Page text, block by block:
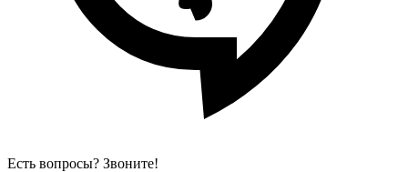
Есть вопросы? Звоните!